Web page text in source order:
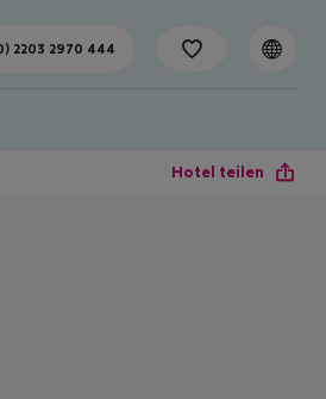
2203 2970 444
Hotel teilen